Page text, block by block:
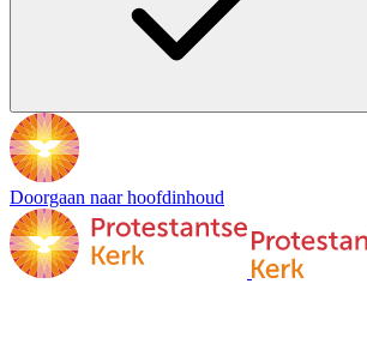
Doorgaan naar hoofdinhoud